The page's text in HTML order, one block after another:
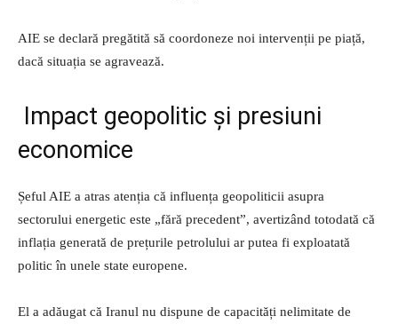
AIE se declară pregătită să coordoneze noi intervenții pe piață,
dacă situația se agravează.
Impact geopolitic și presiuni
economice
Șeful AIE a atras atenția că influența geopoliticii asupra
sectorului energetic este „fără precedent”, avertizând totodată că
inflația generată de prețurile petrolului ar putea fi exploatată
politic în unele state europene.
El a adăugat că Iranul nu dispune de capacități nelimitate de